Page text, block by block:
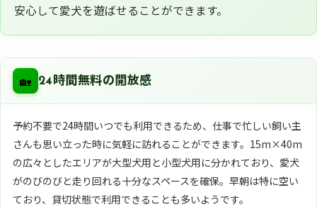
安心して愛犬を遊ばせることができます。
🏡 24時間無料の開放感
予約不要で24時間いつでも利用できるため、仕事で忙しい飼い主
さんも思い立った時に気軽に訪れることができます。15m×40m
の広々としたエリアが大型犬用と小型犬用に分かれており、愛犬
がのびのびと走り回れる十分なスペースを確保。早朝は特に空い
ており、貸切状態で利用できることも多いようです。